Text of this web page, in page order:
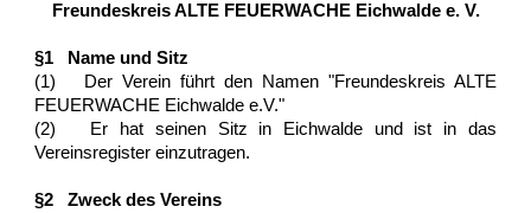
Freundeskreis ALTE FEUERWACHE Eichwalde e. V.
§1 Name und Sitz
(1) Der Verein führt den Namen "Freundeskreis ALTE
FEUERWACHE Eichwalde e.V."
(2) Er hat seinen Sitz in Eichwalde und ist in das
Vereinsregister einzutragen.
§2 Zweck des Vereins